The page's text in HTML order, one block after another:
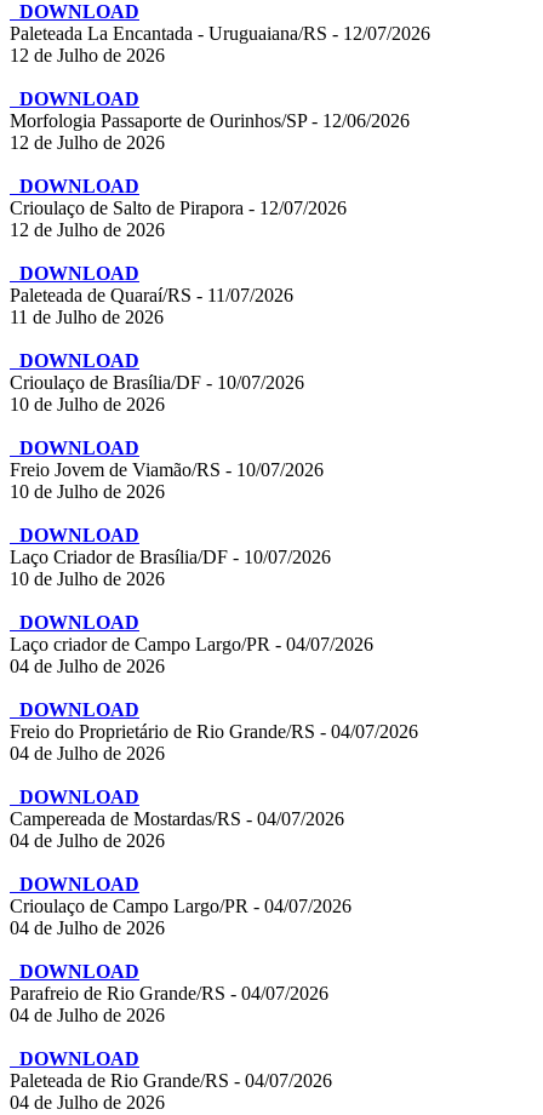
DOWNLOAD
Paleteada La Encantada - Uruguaiana/RS - 12/07/2026
12 de Julho de 2026
DOWNLOAD
Morfologia Passaporte de Ourinhos/SP - 12/06/2026
12 de Julho de 2026
DOWNLOAD
Crioulaço de Salto de Pirapora - 12/07/2026
12 de Julho de 2026
DOWNLOAD
Paleteada de Quaraí/RS - 11/07/2026
11 de Julho de 2026
DOWNLOAD
Crioulaço de Brasília/DF - 10/07/2026
10 de Julho de 2026
DOWNLOAD
Freio Jovem de Viamão/RS - 10/07/2026
10 de Julho de 2026
DOWNLOAD
Laço Criador de Brasília/DF - 10/07/2026
10 de Julho de 2026
DOWNLOAD
Laço criador de Campo Largo/PR - 04/07/2026
04 de Julho de 2026
DOWNLOAD
Freio do Proprietário de Rio Grande/RS - 04/07/2026
04 de Julho de 2026
DOWNLOAD
Campereada de Mostardas/RS - 04/07/2026
04 de Julho de 2026
DOWNLOAD
Crioulaço de Campo Largo/PR - 04/07/2026
04 de Julho de 2026
DOWNLOAD
Parafreio de Rio Grande/RS - 04/07/2026
04 de Julho de 2026
DOWNLOAD
Paleteada de Rio Grande/RS - 04/07/2026
04 de Julho de 2026